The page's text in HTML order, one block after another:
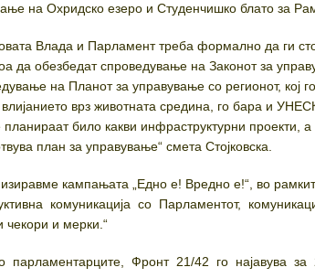
на Охридско езеро и Студенчишко блато за
Влада и Парламент треба формално да ги
да обезбедат спроведување на Законот за
на Планот за управување со регионот, кој
врз животната средина, го бара и
планираат било какви инфраструктурни проекти,
план за управување“ смета Стојковска.
кампањата „Едно е! Вредно е!“, во
комуникација со Парламентот,
чекори и мерки.“
парламентарците, Фронт 21/42 го најавува